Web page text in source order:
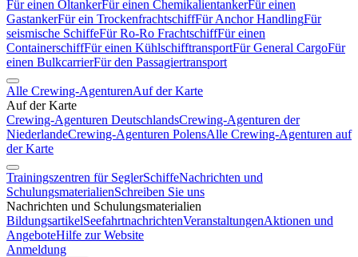
Für einen ÖltankerFür einen ChemikalientankerFür einen
GastankerFür ein TrockenfrachtschiffFür Anchor HandlingFür
seismische SchiffeFür Ro-Ro FrachtschiffFür einen
ContainerschiffFür einen KühlschifftransportFür General CargoFür
einen BulkcarrierFür den Passagiertransport
Alle Crewing-AgenturenAuf der Karte
Auf der Karte
Crewing-Agenturen DeutschlandsCrewing-Agenturen der
NiederlandeCrewing-Agenturen PolensAlle Crewing-Agenturen auf
der Karte
Trainingszentren für SeglerSchiffeNachrichten und
SchulungsmaterialienSchreiben Sie uns
Nachrichten und Schulungsmaterialien
BildungsartikelSeefahrtnachrichtenVeranstaltungenAktionen und
AngeboteHilfe zur Website
Anmeldung